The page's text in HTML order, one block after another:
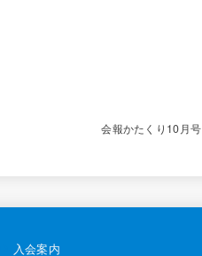
会報かたくり10月号
入会案内